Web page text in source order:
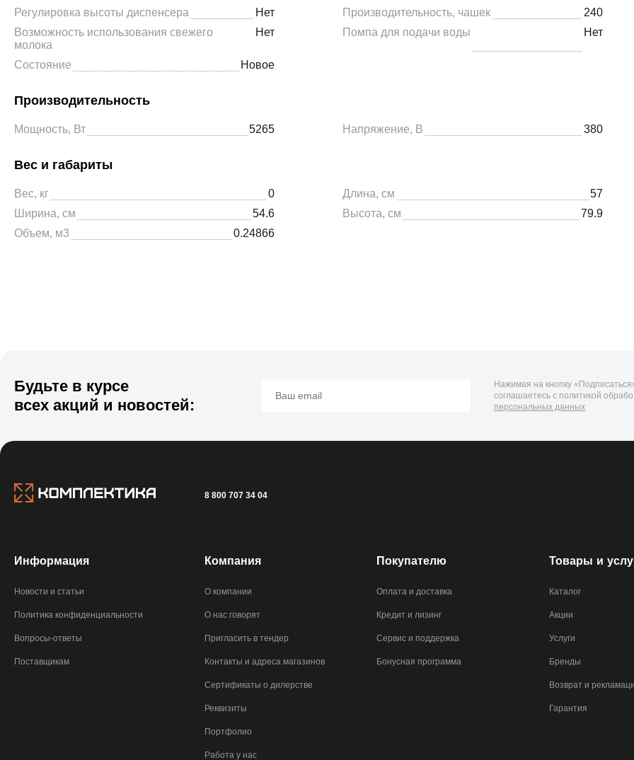
Регулировка высоты диспенсера
Нет Производительность, чашек
240
Возможность использования свежего
молока
Нет Помпа для подачи воды Нет
Состояние Новое
Производительность
Мощность, Вт 5265 Напряжение, В 380
Вес и габариты
Вес, кг 0 Длина, см
57
Ширина, см
54.6 Высота, см
79.9
Объем, м3
0.24866
Будьте в курсе
всех акций и новостей:
Нажимая на кнопку
соглашаетесь с политикой
персональных данных
8 800 707 34 04
Информация
Новости и статьи
Политика конфиденциальности
Вопросы-ответы
Поставщикам
Компания
О компании
О нас говорят
Пригласить в тендер
Контакты и адреса магазинов
Сертификаты о дилерстве
Реквизиты
Портфолио
Работа у нас
Покупателю
Оплата и доставка
Кредит и лизинг
Сервис и поддержка
Бонусная программа
Товары и
Каталог
Акции
Услуги
Бренды
Возврат и
Гарантия